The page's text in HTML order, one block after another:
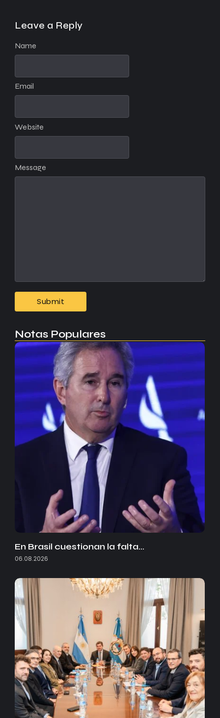
Leave a Reply
Message
Name
Email
Website
Notas Populares
En Brasil cuestionan la falta…
06.08.2026